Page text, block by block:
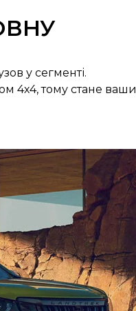
у сегменті.
4х4, тому стане